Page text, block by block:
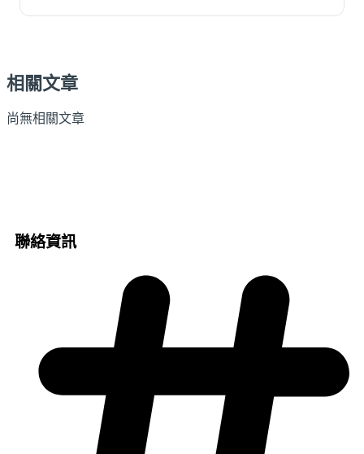
相關文章
尚無相關文章
聯絡資訊